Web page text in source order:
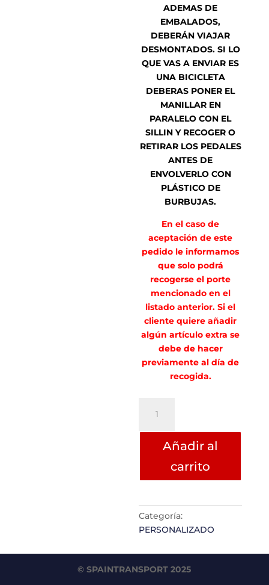
ADEMAS DE
EMBALADOS,
DEBERÁN VIAJAR
DESMONTADOS. SI LO
QUE VAS A ENVIAR ES
UNA BICICLETA
DEBERAS PONER EL
MANILLAR EN
PARALELO CON EL
SILLIN Y RECOGER O
RETIRAR LOS PEDALES
ANTES DE
ENVOLVERLO CON
PLÁSTICO DE
BURBUJAS.
En el caso de
aceptación de este
pedido le informamos
que solo podrá
recogerse el porte
mencionado en el
listado anterior. Si el
cliente quiere añadir
algún artículo extra se
debe de hacer
previamente al día de
recogida.
SANDRA
GONZALEZ
ZONA
cantidad
Añadir al
carrito
Categoría:
PERSONALIZADO
© SPAINTRANSPORT 2025